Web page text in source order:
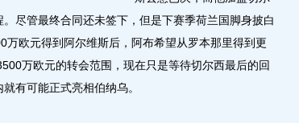
尽管最终合同还未签下，但是下赛季荷兰国脚身披白
万欧元得到阿尔维斯后，阿布希望从罗本那里得到更
万欧元的转会范围，现在只是等待切尔西最后的回
有可能正式亮相伯纳乌。